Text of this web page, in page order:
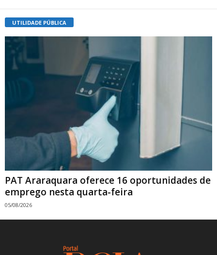
UTILIDADE PÚBLICA
PAT Araraquara oferece 16 oportunidades de
emprego nesta quarta-feira
05/08/2026